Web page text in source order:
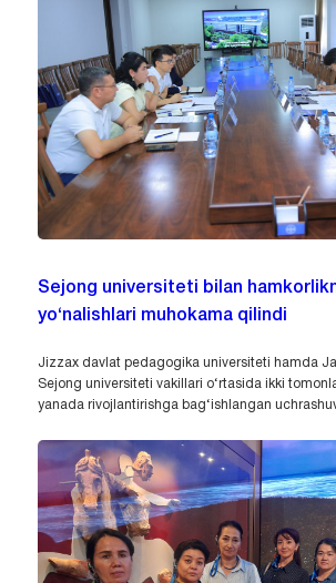
Sejong universiteti bilan
yo‘nalishlari muhokama qilindi
Jizzax davlat pedagogika universiteti hamda
Sejong universiteti vakillari o‘rtasida ikki
yanada rivojlantirishga bag‘ishlangan uchrashuv